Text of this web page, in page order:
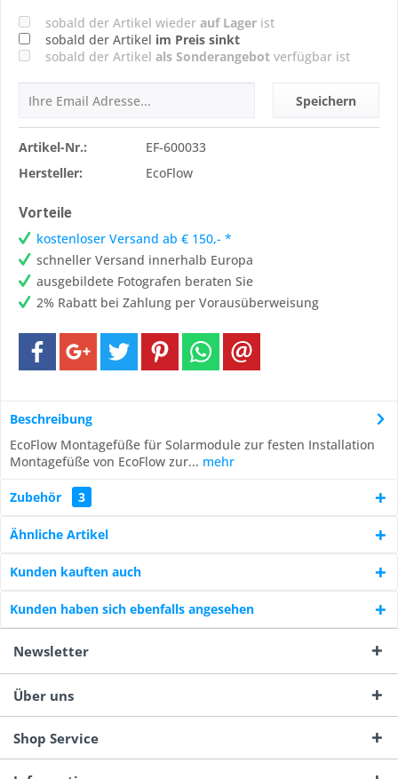
sobald der Artikel wieder auf Lager ist
sobald der Artikel im Preis sinkt
sobald der Artikel als Sonderangebot verfügbar ist
Speichern
Artikel-Nr.:
EF-600033
Hersteller:
EcoFlow
Vorteile
kostenloser Versand ab € 150,- *
schneller Versand innerhalb Europa
ausgebildete Fotografen beraten Sie
2% Rabatt bei Zahlung per Vorausüberweisung
Beschreibung
EcoFlow Montagefüße für Solarmodule zur festen Installation
Montagefüße von EcoFlow zur... mehr
Zubehör 3
Ähnliche Artikel
Kunden kauften auch
Kunden haben sich ebenfalls angesehen
Newsletter
Über uns
Shop Service